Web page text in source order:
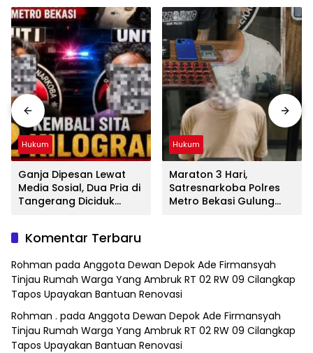
Hukum
Ganja Dipesan Lewat
Media Sosial, Dua Pria di
Tangerang Diciduk
Hukum
Maraton 3 Hari,
Satresnarkoba Polres
Metro Bekasi Gulung
Komentar Terbaru
Rohman pada Anggota Dewan Depok Ade Firmansyah
Tinjau Rumah Warga Yang Ambruk RT 02 RW 09 Cilangkap
Tapos Upayakan Bantuan Renovasi
Rohman . pada Anggota Dewan Depok Ade Firmansyah
Tinjau Rumah Warga Yang Ambruk RT 02 RW 09 Cilangkap
Tapos Upayakan Bantuan Renovasi